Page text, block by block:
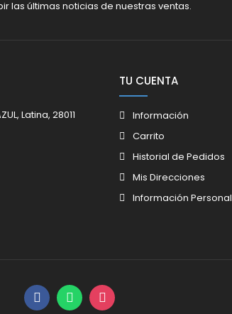
las últimas noticias de nuestras ventas.
Latina, 28011
TU CUENTA
Información
Carrito
Historial de Pedidos
Mis Direcciones
Información Personal